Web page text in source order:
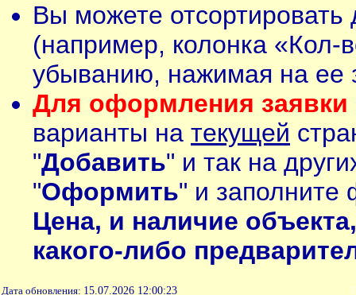
Вы можете
(например, колонка «Кол-
убыванию, нажимая на ее
Для оформления заявки
варианты на текущей
"Добавить" и так на
"Оформить" и заполните
Цена, и наличие
какого-либо
Дата обновления: 15.07.2026 12:00:23